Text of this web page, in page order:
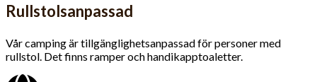
Rullstolsanpassad
Vår camping är tillgäng­lighets­anpassad för personer med
rullstol. Det finns ramper och handikapptoaletter.